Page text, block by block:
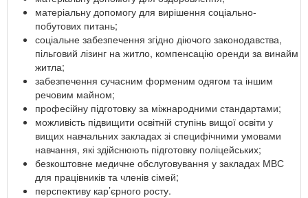
матеріальну допомогу для вирішення соціально-
побутових питань;
соціальне забезпечення згідно діючого законодавства,
пільговий лізинг на житло, компенсацію оренди за винайм
житла;
забезпечення сучасним форменим одягом та іншим
речовим майном;
професійну підготовку за міжнародними стандартами;
можливість підвищити освітній ступінь вищої освіти у
вищих навчальних закладах зі специфічними умовами
навчання, які здійснюють підготовку поліцейських;
безкоштовне медичне обслуговування у закладах МВС
для працівників та членів сімей;
перспективу кар’єрного росту.